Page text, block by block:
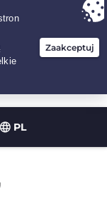
PL
lat w$